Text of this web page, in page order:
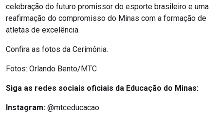
celebração do futuro promissor do esporte brasileiro e uma
reafirmação do compromisso do Minas com a formação de
atletas de excelência.
Confira as fotos da Cerimônia.
Fotos: Orlando Bento/MTC
Siga as redes sociais oficiais da Educação do Minas:
Instagram: @mtceducacao